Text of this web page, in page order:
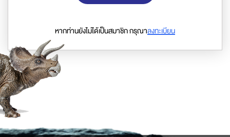
หากท่านยังไม่ได้เป็นสมาชิก กรุณาลงทะเบียน